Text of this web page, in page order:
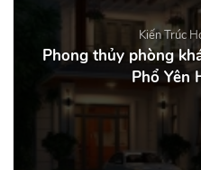
Kiến Trúc
Phong thủy phòng
Phổ Yên